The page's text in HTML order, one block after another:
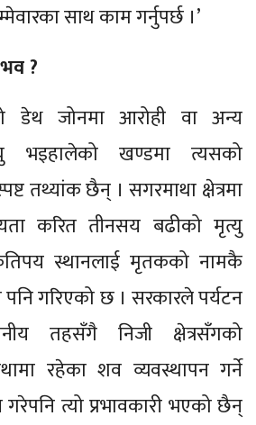
साथ काम गर्नुपर्छ ।’
?
डेथ जोनमा आरोही वा अन्य
भइहालेको खण्डमा त्यसको
तथ्यांक छैन् । सगरमाथा क्षेत्रमा
करित तीनसय बढीको मृत्यु
स्थानलाई मृतकको नामकै
गरिएको छ । सरकारले पर्यटन
तहसँगै निजी क्षेत्रसँगको
रहेका शव व्यवस्थापन गर्ने
त्यो प्रभावकारी भएको छैन्